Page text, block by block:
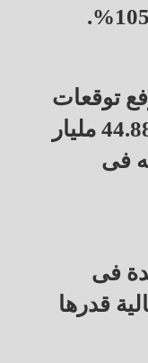
توقعات
صافى المبيعات لتصل إلى 44.88 مليار
جنيه فى
فى
قدرها